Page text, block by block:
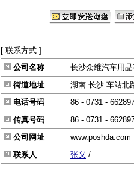
[ 联系方式 ]
公司名称
长沙众维汽车用
街道地址
湖南 长沙 车站北
电话号码
86 - 0731 -
传真号码
86 - 0731 -
公司网址
www.poshda.com
联系人
张义 /